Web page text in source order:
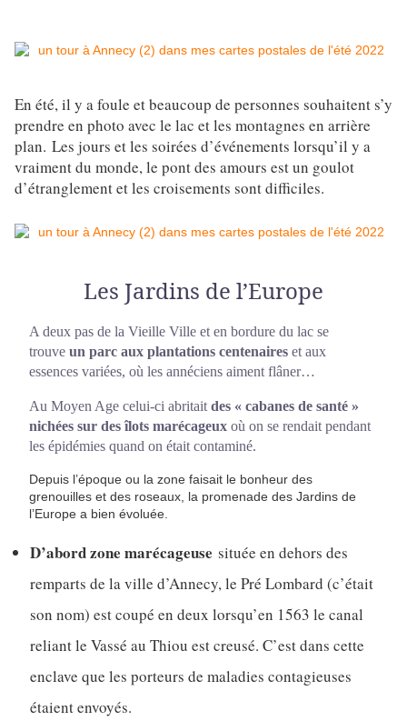
En été, il y a foule et beaucoup de personnes souhaitent s’y
prendre en photo avec le lac et les montagnes en arrière
plan. Les jours et les soirées d’événements lorsqu’il y a
vraiment du monde, le pont des amours est un goulot
d’étranglement et les croisements sont difficiles.
Les Jardins de l’Europe
A deux pas de la Vieille Ville et en bordure du lac se
trouve un parc aux plantations centenaires et aux
essences variées, où les annéciens aiment flâner…
Au Moyen Age celui-ci abritait des « cabanes de santé »
nichées sur des îlots marécageux où on se rendait pendant
les épidémies quand on était contaminé.
Depuis l’époque ou la zone faisait le bonheur des
grenouilles et des roseaux, la promenade des Jardins de
l’Europe a bien évoluée.
D’abord zone marécageuse située en dehors des
remparts de la ville d’Annecy, le Pré Lombard (c’était
son nom) est coupé en deux lorsqu’en 1563 le canal
reliant le Vassé au Thiou est creusé. C’est dans cette
enclave que les porteurs de maladies contagieuses
étaient envoyés.